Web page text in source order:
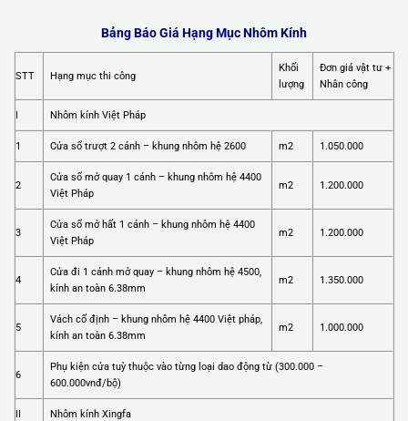
Bảng Báo Giá Hạng Mục Nhôm Kính
STT Hạng mục thi công
Khối
lượng
Đơn giá vật tư +
Nhân công
I Nhôm kính Việt Pháp
1 Cửa sổ trượt 2 cánh – khung nhôm hệ 2600 m2 1.050.000
2
Cửa sổ mở quay 1 cánh – khung nhôm hệ 4400
Việt Pháp
m2 1.200.000
3
Cửa sổ mở hất 1 cánh – khung nhôm hệ 4400
Việt Pháp
m2 1.200.000
4
Cửa đi 1 cánh mở quay – khung nhôm hệ 4500,
kính an toàn 6.38mm
m2 1.350.000
5
Vách cố định – khung nhôm hệ 4400 Việt pháp,
kính an toàn 6.38mm
m2 1.000.000
6
Phụ kiện cửa tuỳ thuộc vào từng loại dao động từ (300.000 –
600.000vnđ/bộ)
II Nhôm kính Xingfa